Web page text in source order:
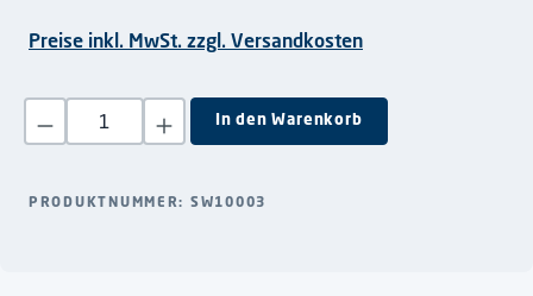
Preise inkl. MwSt. zzgl. Versandkosten
Produkt Anzahl: Gib den gewünschten Wert ein oder benutze
In den Warenkorb
PRODUKTNUMMER: SW10003